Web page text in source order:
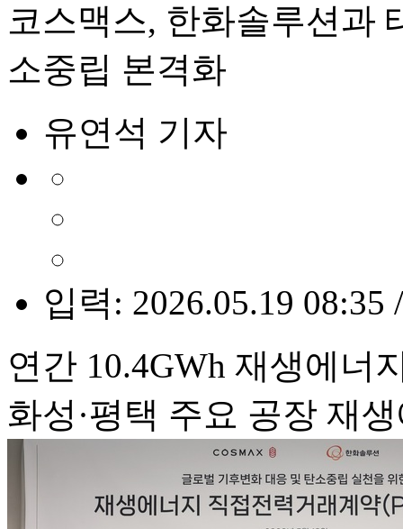
코스맥스, 한화솔루션과
소중립 본격화
유연석 기자
입력: 2026.05.19 08:35
연간 10.4GWh 재생에너
화성·평택 주요 공장 재